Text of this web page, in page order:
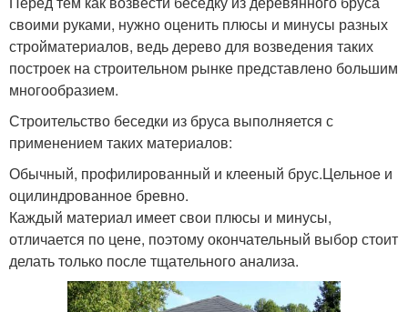
своими руками, нужно оценить плюсы и минусы разных
стройматериалов, ведь дерево для возведения таких
построек на строительном рынке представлено большим
многообразием.
Строительство беседки из бруса выполняется с
применением таких материалов:
Обычный, профилированный и клееный брус.Цельное и
оцилиндрованное бревно.
Каждый материал имеет свои плюсы и минусы,
отличается по цене, поэтому окончательный выбор стоит
делать только после тщательного анализа.